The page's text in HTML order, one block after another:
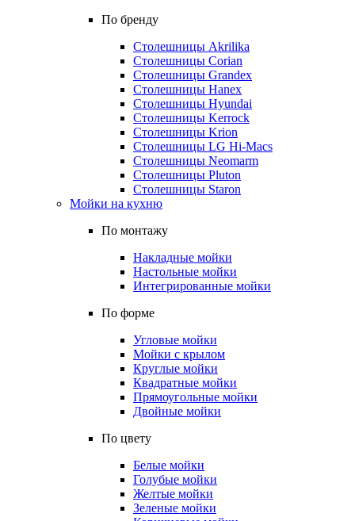
По бренду
Столешницы Akrilika
Столешницы Corian
Столешницы Grandex
Столешницы Hanex
Столешницы Hyundai
Столешницы Kerrock
Столешницы Krion
Столешницы LG Hi-Macs
Столешницы Neomarm
Столешницы Pluton
Столешницы Staron
Мойки на кухню
По монтажу
Накладные мойки
Настольные мойки
Интегрированные мойки
По форме
Угловые мойки
Мойки с крылом
Круглые мойки
Квадратные мойки
Прямоугольные мойки
Двойные мойки
По цвету
Белые мойки
Голубые мойки
Желтые мойки
Зеленые мойки